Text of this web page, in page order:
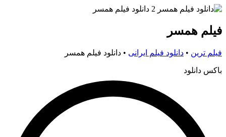
فیلم همسر
فیلم ترین • دانلود فیلم ایرانی • دانلود فیلم همسر
باکس دانلود